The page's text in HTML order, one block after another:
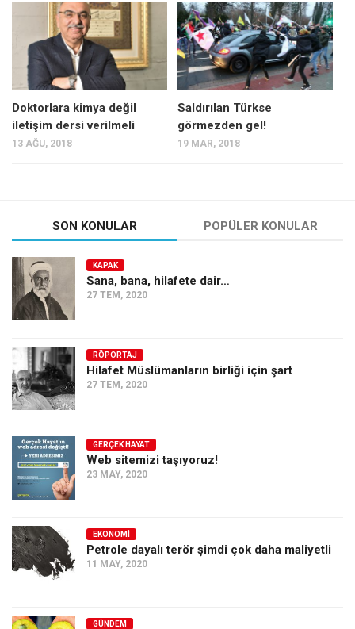
Mehmet Ali Tekin
Abir E. Nahas
Amina S. Jenenkovic
Bağdagül Öz
Esra Elönü
Kategoriler
Kültür Sanat
Kitap
Karisi kitap sualleri
7 soruda bu hafta
Ekonomi
Spor
Sağlık
Gıda-Beslenme
Türkiye
Siyaset
Dünya
Doktorlara kimya değil
iletişim dersi verilmeli
13 AĞU, 2018
Saldırılan Türkse
görmezden gel!
19 MAR, 2018
SON KONULAR POPÜLER KONULAR
KAPAK
Sana, bana, hilafete dair…
27 TEM, 2020
RÖPORTAJ
Hilafet Müslümanların birliği için şart
27 TEM, 2020
GERÇEK HAYAT
Web sitemizi taşıyoruz!
23 MAY, 2020
EKONOMI
Petrole dayalı terör şimdi çok daha maliyetli
11 MAY, 2020
GÜNDEM